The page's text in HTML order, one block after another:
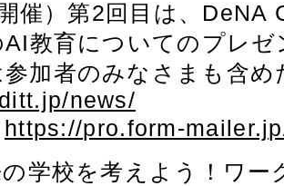
催）第2回目は、DeNA
AI教育についてのプレ
参加者のみなさまも含
news/
https://pro.form-
学校を考えよう！ワー